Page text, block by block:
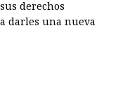
derechos
darles una nueva